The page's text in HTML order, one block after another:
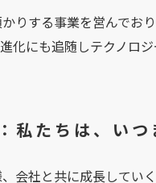
りする事業を営んでお
化にも追随しテクノロ
たちは、いつ
会社と共に成長していく